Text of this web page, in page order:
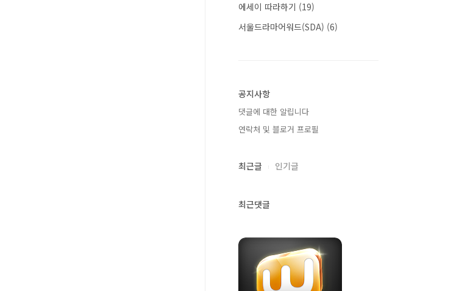
에세이 따라하기 (19)
서울드라마어워드(SDA) (6)
공지사항
댓글에 대한 알립니다
연락처 및 블로거 프로필
최근글 인기글
최근댓글